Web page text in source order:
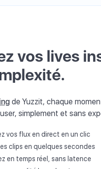
vos lives
de Yuzzit, chaque
simplement et sans
vos flux en direct en un clic
clips en quelques secondes
en temps réel, sans latence